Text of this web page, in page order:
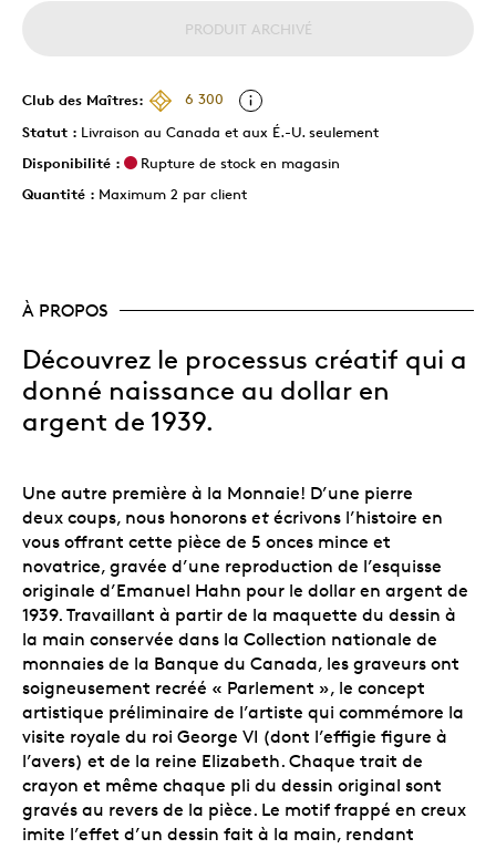
PRODUIT ARCHIVÉ
Club des Maîtres:
6 300
Statut : Livraison au Canada et aux É.-U. seulement
Disponibilité :
Rupture de stock en magasin
Quantité : Maximum 2 par client
À PROPOS
Découvrez le processus créatif qui a
donné naissance au dollar en
argent de 1939.
Une autre première à la Monnaie! D’une pierre
deux coups, nous honorons et écrivons l’histoire en
vous offrant cette pièce de 5 onces mince et
novatrice, gravée d’une reproduction de l’esquisse
originale d’Emanuel Hahn pour le dollar en argent de
1939. Travaillant à partir de la maquette du dessin à
la main conservée dans la Collection nationale de
monnaies de la Banque du Canada, les graveurs ont
soigneusement recréé « Parlement », le concept
artistique préliminaire de l’artiste qui commémore la
visite royale du roi George VI (dont l’effigie figure à
l’avers) et de la reine Elizabeth. Chaque trait de
crayon et même chaque pli du dessin original sont
gravés au revers de la pièce. Le motif frappé en creux
imite l’effet d’un dessin fait à la main, rendant